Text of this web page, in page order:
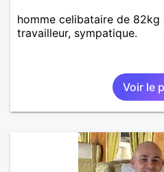
homme celibataire de
travailleur, sympatique.
Voir le